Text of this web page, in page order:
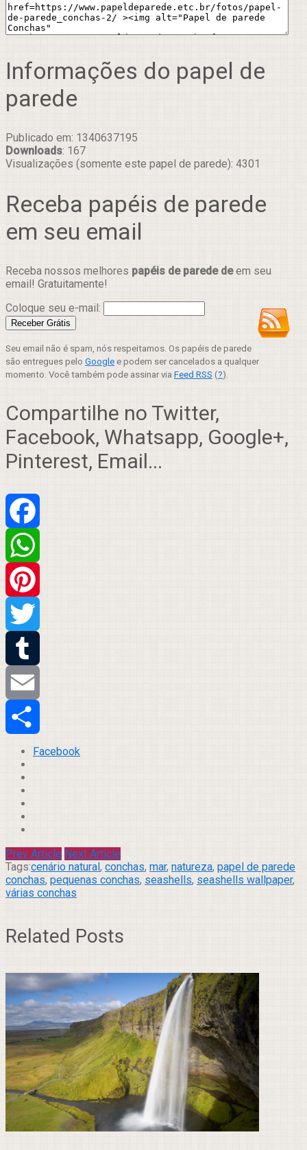
Informações do papel de
parede
Publicado em: 1340637195
Downloads: 167
Visualizações (somente este papel de parede): 4301
Receba papéis de parede
em seu email
Receba nossos melhores papéis de parede deem seu
email! Gratuitamente!
Coloque seu e-mail:
Seu email não é spam, nós respeitamos. Os papéis de parede
são entregues pelo Google e podem ser cancelados a qualquer
momento. Você também pode assinar via Feed RSS (?).
Compartilhe no Twitter,
Facebook, Whatsapp, Google+,
Pinterest, Email...
Facebook
WhatsApp
Pinterest
Twitter
Tumblr
Email
Compartilhar
Facebook
Prev Article Next Article
Tags:cenário natural, conchas, mar, natureza, papel de parede
conchas, pequenas conchas, seashells, seashells wallpaper,
várias conchas
Related Posts